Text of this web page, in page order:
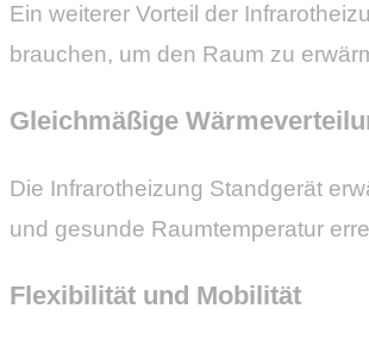
Ein weiterer Vorteil der
brauchen, um den Raum zu
Gleichmäßige
Die Infrarotheizung Standgerät
und gesunde Raumtemperatur
Flexibilität und Mobilität